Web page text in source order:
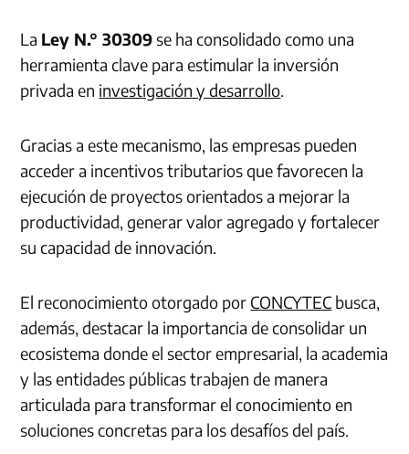
La Ley N.° 30309se ha consolidado como una
herramienta clave para estimular la inversión
privada en investigación y desarrollo.
Gracias a este mecanismo, las empresas pueden
acceder a incentivos tributarios que favorecen la
ejecución de proyectos orientados a mejorar la
productividad, generar valor agregado y fortalecer
su capacidad de innovación.
El reconocimiento otorgado por CONCYTEC busca,
además, destacar la importancia de consolidar un
ecosistema donde el sector empresarial, la academia
y las entidades públicas trabajen de manera
articulada para transformar el conocimiento en
soluciones concretas para los desafíos del país.